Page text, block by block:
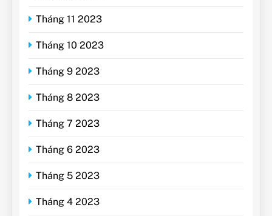
Tháng 11 2023
Tháng 10 2023
Tháng 9 2023
Tháng 8 2023
Tháng 7 2023
Tháng 6 2023
Tháng 5 2023
Tháng 4 2023